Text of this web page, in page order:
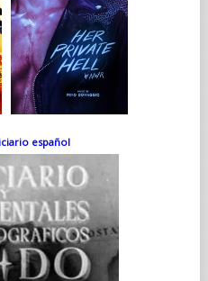
español